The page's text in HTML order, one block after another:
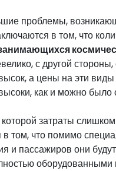
проблемы,
в том, что
с другой стороны,
а цены на эти виды
как и можно было
затраты
в том, что помимо
и пассажиров они
оборудованными